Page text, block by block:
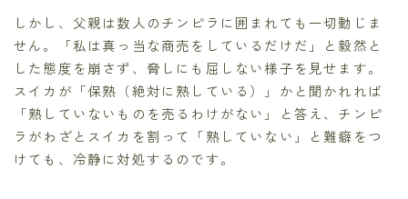
しかし、父親は数人のチンピラに囲まれても一切動じま
せん。「私は真っ当な商売をしているだけだ」と毅然と
した態度を崩さず、脅しにも屈しない様子を見せます。
スイカが「保熟（絶対に熟している）」かと聞かれれば
「熟していないものを売るわけがない」と答え、チンピ
ラがわざとスイカを割って「熟していない」と難癖をつ
けても、冷静に対処するのです。